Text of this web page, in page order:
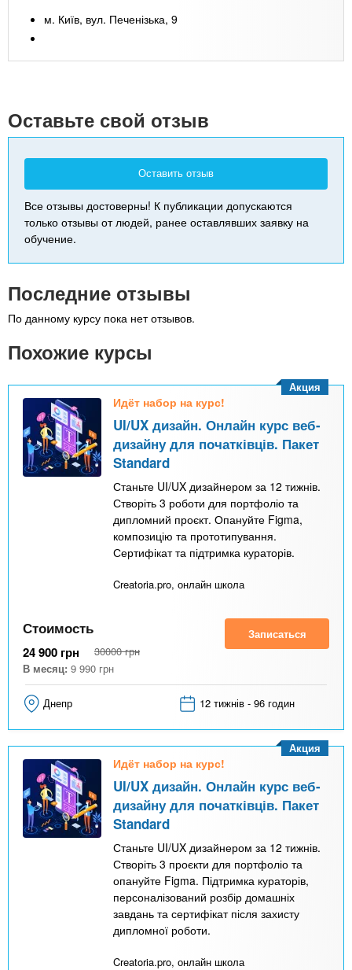
м. Київ, вул. Печенізька, 9
Оставьте свой отзыв
Оставить отзыв
Все отзывы достоверны! К публикации допускаются
только отзывы от людей, ранее оставлявших заявку на
обучение.
Последние отзывы
По данному курсу пока нет отзывов.
Похожие курсы
Идёт набор на курс!
UI/UX дизайн. Онлайн курс веб-
дизайну для початківців. Пакет
Standard
Станьте UI/UX дизайнером за 12 тижнів.
Створіть 3 роботи для портфоліо та
дипломний проєкт. Опануйте Figma,
композицію та прототипування.
Сертифікат та підтримка кураторів.
Creatoria.pro, онлайн школа
Акция
Стоимость
24 900 грн 30000 грн
В месяц: 9 990 грн
Записаться
Днепр 12 тижнів - 96 годин
Идёт набор на курс!
UI/UX дизайн. Онлайн курс веб-
дизайну для початківців. Пакет
Standard
Станьте UI/UX дизайнером за 12 тижнів.
Створіть 3 проєкти для портфоліо та
опануйте Figma. Підтримка кураторів,
персоналізований розбір домашніх
завдань та сертифікат після захисту
дипломної роботи.
Creatoria.pro, онлайн школа
Акция